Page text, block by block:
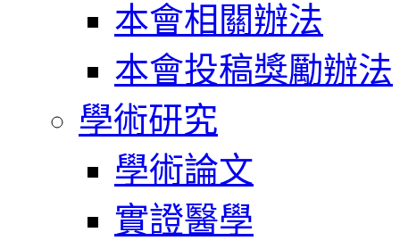
本會相關辦法
本會投稿獎勵辦法
學術研究
學術論文
實證醫學